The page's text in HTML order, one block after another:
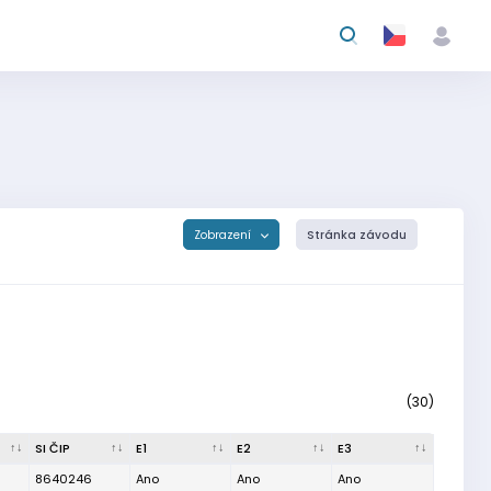
Zobrazení Stránka závodu
(30)
SI ČIP E1 E2
E3
8640246
Ano Ano Ano